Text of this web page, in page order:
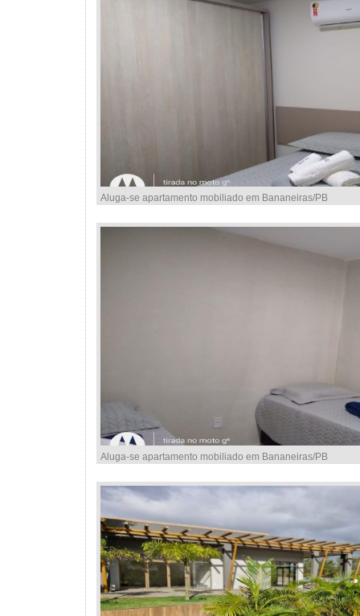
Aluga-se apartamento mobiliado em Bananeiras/PB
Aluga-se apartamento mobiliado em Bananeiras/PB